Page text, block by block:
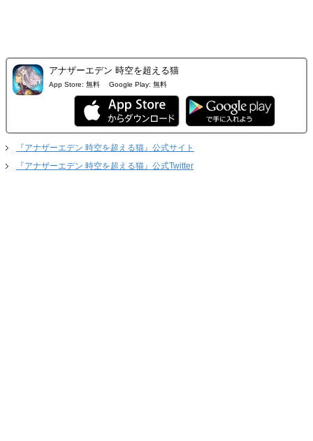
アナザーエデン 時空を超える猫
App Store: 無料 Google Play: 無料
『アナザーエデン 時空を超える猫』公式サイト
『アナザーエデン 時空を超える猫』公式Twitter